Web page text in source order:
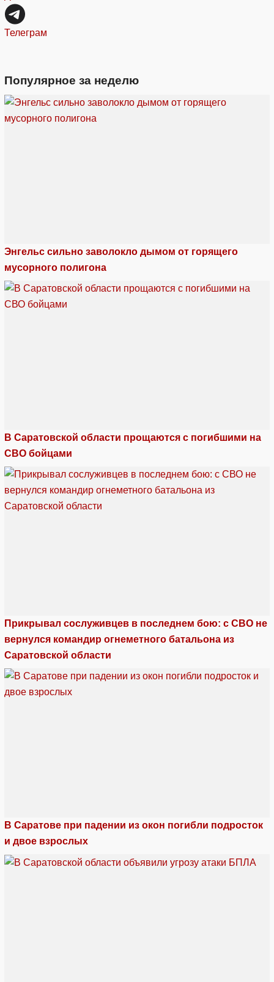
Телеграм
Популярное за неделю
Энгельс сильно заволокло дымом от горящего
мусорного полигона
В Саратовской области прощаются с погибшими на
СВО бойцами
Прикрывал сослуживцев в последнем бою: с СВО не
вернулся командир огнеметного батальона из
Саратовской области
В Саратове при падении из окон погибли подросток
и двое взрослых